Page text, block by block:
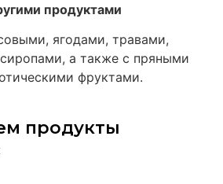
продуктами
ягодами, травами,
а также с пряными
фруктами.
продукты